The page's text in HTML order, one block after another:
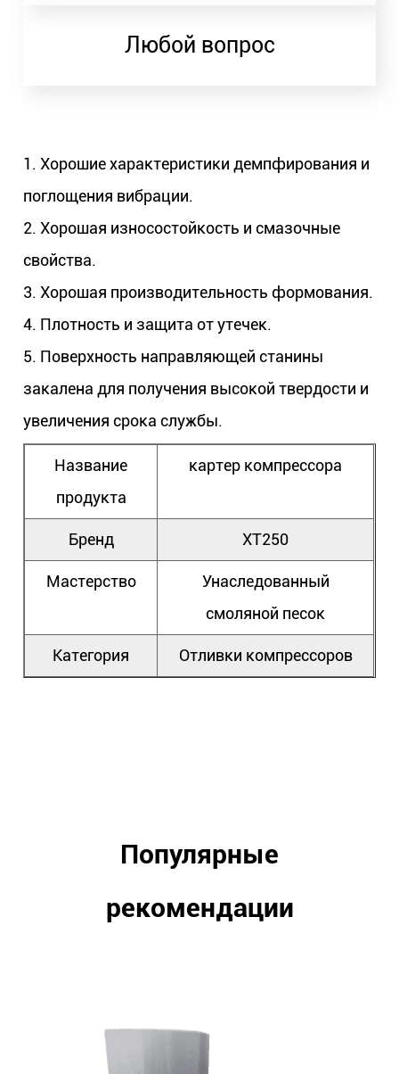
Любой вопрос
1. Хорошие характеристики демпфирования и
поглощения вибрации.
2. Хорошая износостойкость и смазочные
свойства.
3. Хорошая производительность формования.
4. Плотность и защита от утечек.
5. Поверхность направляющей станины
закалена для получения высокой твердости и
увеличения срока службы.
Название
продукта
картер компрессора
Бренд ХТ250
Мастерство
Унаследованный
смоляной песок
Категория Отливки компрессоров
Популярные
рекомендации